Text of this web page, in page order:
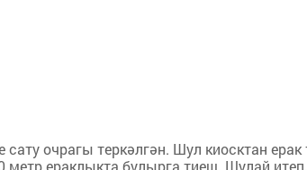
очрагы теркәлгән. Шул киосктан ерак
метр ераклыкта булырга тиеш. Шулай итеп,